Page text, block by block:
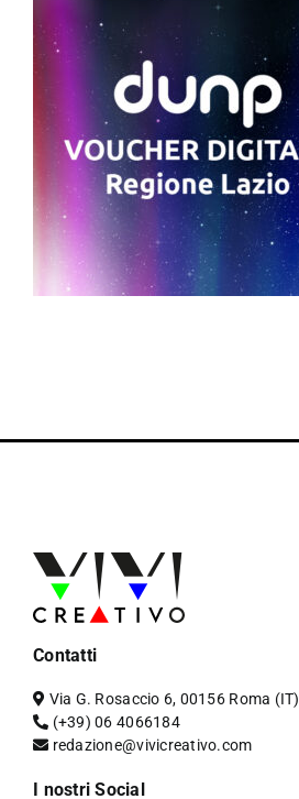
Contatti
Via G. Rosaccio 6, 00156 Roma (IT)
(+39) 06 4066184
redazione@vivicreativo.com
I nostri Social